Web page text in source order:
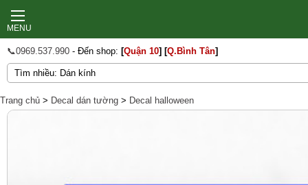
MENU
📞0969.537.990 - Đến shop: [Quận 10] [Q.Bình Tân]
Trang chủ > Decal dán tường > Decal halloween